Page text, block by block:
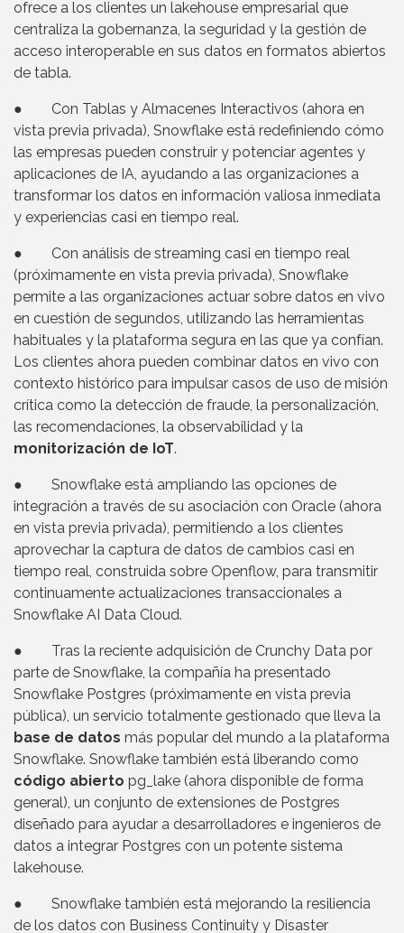
ofrece a los clientes un lakehouse empresarial que
centraliza la gobernanza, la seguridad y la gestión de
acceso interoperable en sus datos en formatos abiertos
de tabla.
● Con Tablas y Almacenes Interactivos (ahora en
vista previa privada), Snowflake está redefiniendo cómo
las empresas pueden construir y potenciar agentes y
aplicaciones de IA, ayudando a las organizaciones a
transformar los datos en información valiosa inmediata
y experiencias casi en tiempo real.
● Con análisis de streaming casi en tiempo real
(próximamente en vista previa privada), Snowflake
permite a las organizaciones actuar sobre datos en vivo
en cuestión de segundos, utilizando las herramientas
habituales y la plataforma segura en las que ya confían.
Los clientes ahora pueden combinar datos en vivo con
contexto histórico para impulsar casos de uso de misión
crítica como la detección de fraude, la personalización,
las recomendaciones, la observabilidad y la
monitorización de IoT.
● Snowflake está ampliando las opciones de
integración a través de su asociación con Oracle (ahora
en vista previa privada), permitiendo a los clientes
aprovechar la captura de datos de cambios casi en
tiempo real, construida sobre Openflow, para transmitir
continuamente actualizaciones transaccionales a
Snowflake AI Data Cloud.
● Tras la reciente adquisición de Crunchy Data por
parte de Snowflake, la compañía ha presentado
Snowflake Postgres (próximamente en vista previa
pública), un servicio totalmente gestionado que lleva la
base de datos más popular del mundo a la plataforma
Snowflake. Snowflake también está liberando como
código abierto pg_lake (ahora disponible de forma
general), un conjunto de extensiones de Postgres
diseñado para ayudar a desarrolladores e ingenieros de
datos a integrar Postgres con un potente sistema
lakehouse.
● Snowflake también está mejorando la resiliencia
de los datos con Business Continuity y Disaster